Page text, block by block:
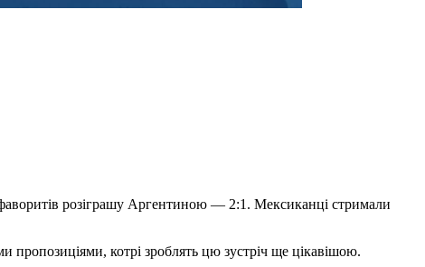
фаворитів розіграшу Аргентиною — 2:1. Мексиканці стримали
пропозиціями, котрі зроблять цю зустріч ще цікавішою.